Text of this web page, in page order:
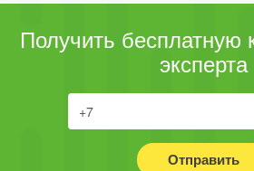
Получить бесплатную
эксперта
Отправить